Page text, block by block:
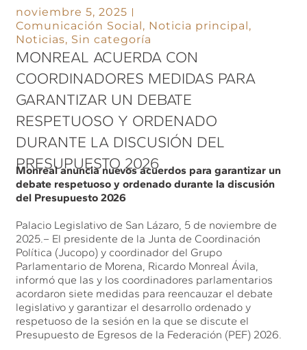
noviembre 5, 2025
Comunicación Social, Noticia principal,
Noticias, Sin categoría
MONREAL ACUERDA CON
COORDINADORES MEDIDAS PARA
GARANTIZAR UN DEBATE
RESPETUOSO Y ORDENADO
DURANTE LA DISCUSIÓN DEL
PRESUPUESTO 2026
Monreal anuncia nuevos acuerdos para garantizar un
debate respetuoso y ordenado durante la discusión
del Presupuesto 2026
Palacio Legislativo de San Lázaro, 5 de noviembre de
2025.– El presidente de la Junta de Coordinación
Política (Jucopo) y coordinador del Grupo
Parlamentario de Morena, Ricardo Monreal Ávila,
informó que las y los coordinadores parlamentarios
acordaron siete medidas para reencauzar el debate
legislativo y garantizar el desarrollo ordenado y
respetuoso de la sesión en la que se discute el
Presupuesto de Egresos de la Federación (PEF) 2026.